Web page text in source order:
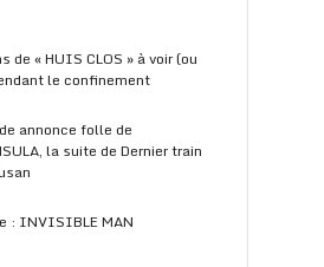
de « HUIS CLOS » à voir (ou
le confinement
annonce folle de
la suite de Dernier train
: INVISIBLE MAN